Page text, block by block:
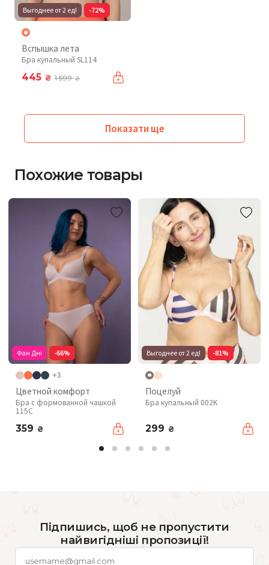
Выгоднее от 2 ед! -72%
Вспышка лета
Бра купальный SL114
445 ₴ 1 599₴
Показати ще
Похожие товары
Фан Дні -66%
+3
Цветной комфорт
Бра с формованной чашкой
115C
359 ₴
Выгоднее от 2 ед! -81%
Поцелуй
Бра купальный 002K
299 ₴
Підпишись, щоб не пропустити
найвигідніші пропозиції!